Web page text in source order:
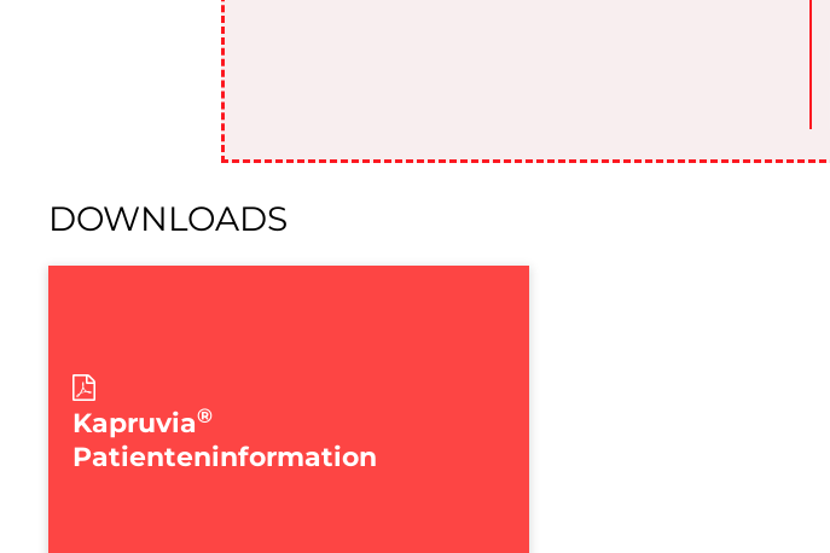
DOWNLOADS
Kapruvia®
Patienteninformation